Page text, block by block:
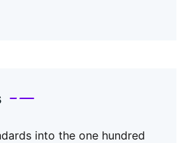
into the one hundred